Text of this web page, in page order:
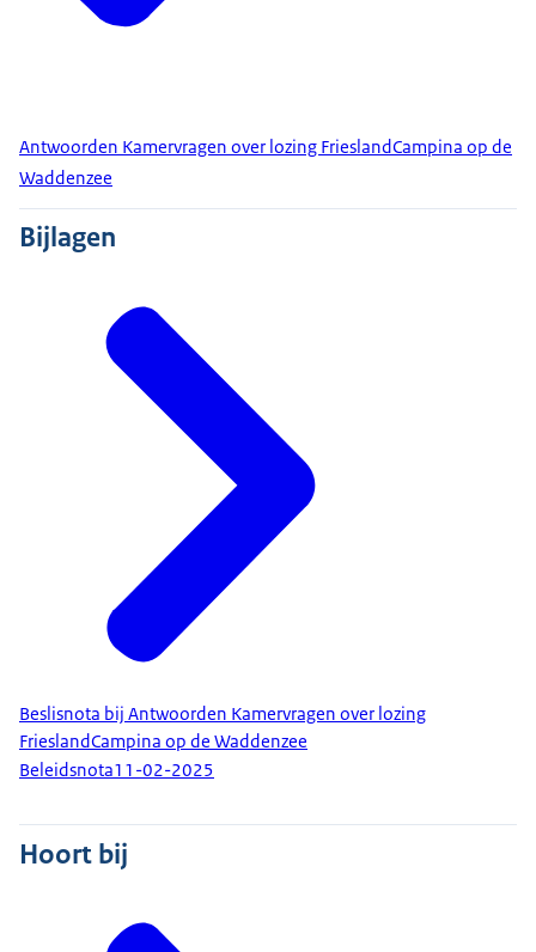
Antwoorden Kamervragen over lozing FrieslandCampina op de
Waddenzee
Bijlagen
Beslisnota bij Antwoorden Kamervragen over lozing
FrieslandCampina op de Waddenzee
Beleidsnota11-02-2025
Hoort bij